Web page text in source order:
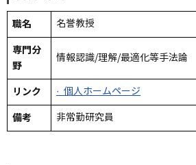
職名 名誉教授
専門分
野
情報認識/理解/最適化等手法論
リンク · 個人ホームページ
備考 非常勤研究員